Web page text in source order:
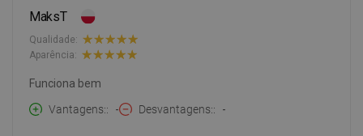
MaksT
Qualidade:
Aparência:
Funciona bem
Vantagens:
- Desvantagens: -